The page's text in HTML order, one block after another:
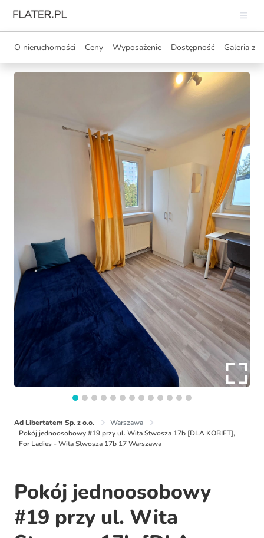
O nieruchomości Ceny Wyposażenie Dostępność Galeria
Ad Libertatem Sp. z o.o.
Warszawa
Pokój jednoosobowy #19 przy ul. Wita Stwosza 17b [DLA KOBIET],
For Ladies - Wita Stwosza 17b 17 Warszawa
Pokój jednoosobowy
#19 przy ul. Wita